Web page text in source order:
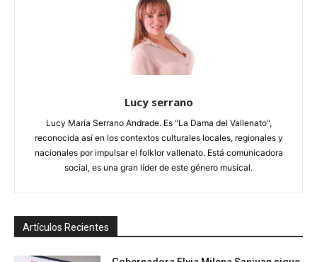
Lucy serrano
Lucy María Serrano Andrade. Es "La Dama del Vallenato",
reconocida así en los contextos culturales locales, regionales y
nacionales por impulsar el folklor vallenato. Está comunicadora
social, es una gran líder de este género musical.
Artículos Recientes